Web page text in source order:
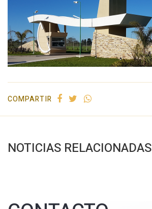
COMPARTIR
NOTICIAS RELACIONADAS